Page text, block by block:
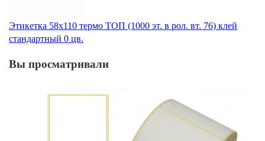
Этикетка 58х110 термо ТОП (1000 эт. в рол. вт. 76) клей
стандартный 0 цв.
Вы просматривали